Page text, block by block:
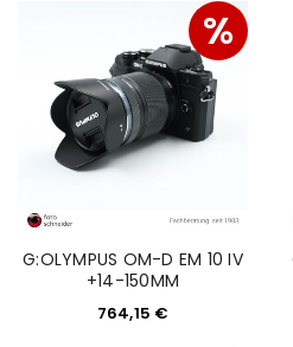
%
G:OLYMPUS OM-D EM 10 IV
+14-150MM
764,15 €